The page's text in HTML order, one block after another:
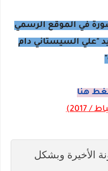
في الموقع الرسمي
"علي السيستاني دام
هنا
2017)
الأخيرة وبشكل